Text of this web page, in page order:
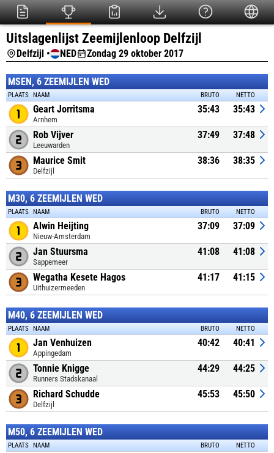
Uitslagenlijst Zeemijlenloop Delfzijl
Delfzijl • NED Zondag 29 oktober 2017
MSEN, 6 ZEEMIJLEN WED
PLAATS NAAM BRUTO NETTO
Geart Jorritsma
Arnhem
35:43 35:43
Rob Vijver
Leeuwarden
37:49 37:48
Maurice Smit
Delfzijl
38:36 38:35
M30, 6 ZEEMIJLEN WED
PLAATS NAAM BRUTO NETTO
Alwin Heijting
Nieuw-Amsterdam
37:09 37:09
Jan Stuursma
Sappemeer
41:08 41:08
Wegatha Kesete Hagos
Uithuizermeeden
41:17 41:15
M40, 6 ZEEMIJLEN WED
PLAATS NAAM BRUTO NETTO
Jan Venhuizen
Appingedam
40:42 40:41
Tonnie Knigge
Runners Stadskanaal
44:29 44:25
Richard Schudde
Delfzijl
45:53 45:50
M50, 6 ZEEMIJLEN WED
PLAATS NAAM BRUTO NETTO